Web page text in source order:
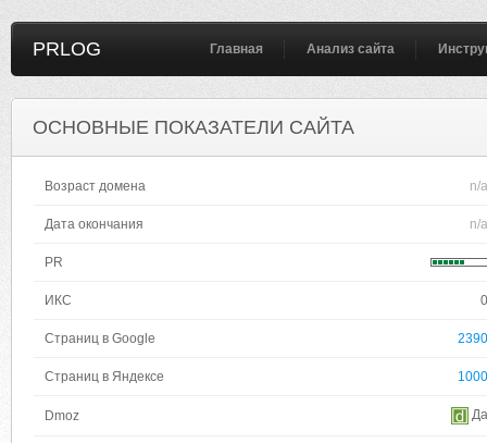
PRLOG Главная Анализ сайта
ОСНОВНЫЕ ПОКАЗАТЕЛИ САЙТА
Возраст домена n/a
Дата окончания n/a
PR
ИКС 0
Страниц в Google 2390
Страниц в Яндексе 1000
Dmoz Да